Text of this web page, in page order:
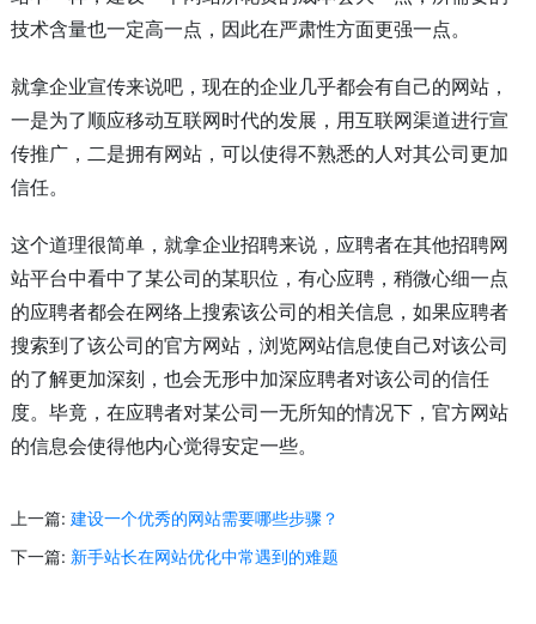
技术含量也一定高一点，因此在严肃性方面更强一点。
就拿企业宣传来说吧，现在的企业几乎都会有自己的网站，
一是为了顺应移动互联网时代的发展，用互联网渠道进行宣
传推广，二是拥有网站，可以使得不熟悉的人对其公司更加
信任。
这个道理很简单，就拿企业招聘来说，应聘者在其他招聘网
站平台中看中了某公司的某职位，有心应聘，稍微心细一点
的应聘者都会在网络上搜索该公司的相关信息，如果应聘者
搜索到了该公司的官方网站，浏览网站信息使自己对该公司
的了解更加深刻，也会无形中加深应聘者对该公司的信任
度。毕竟，在应聘者对某公司一无所知的情况下，官方网站
的信息会使得他内心觉得安定一些。
上一篇: 建设一个优秀的网站需要哪些步骤？
下一篇: 新手站长在网站优化中常遇到的难题